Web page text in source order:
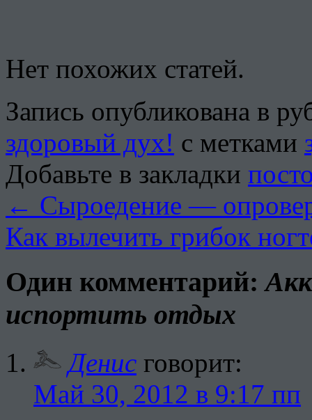
Нет похожих статей.
Запись опубликована в
здоровый дух! с метками
Добавьте в закладки
← Сыроедение —
Как вылечить грибок
Один комментарий:
испортить отдых
Денис говорит:
Май 30, 2012 в 9:17 пп